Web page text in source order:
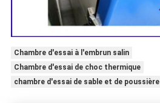
Chambre d'essai à l'embrun salin
Chambre d'essai de choc thermique
chambre d'essai de sable et de poussière